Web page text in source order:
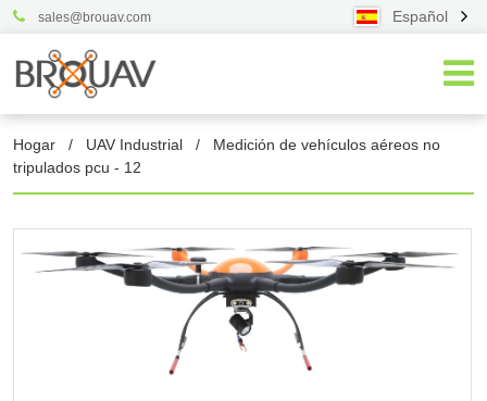
sales@brouav.com Español
Hogar / UAV Industrial /
Medición de vehículos aéreos no
tripulados pcu - 12